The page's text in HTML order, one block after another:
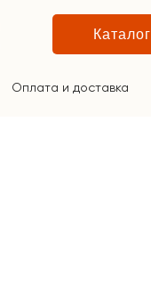
Каталог
Оплата и доставка